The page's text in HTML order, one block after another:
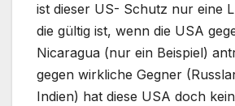
ist dieser US- Schutz nur eine
die gültig ist, wenn die USA
Nicaragua (nur ein Beispiel)
gegen wirkliche Gegner
Indien) hat diese USA doch